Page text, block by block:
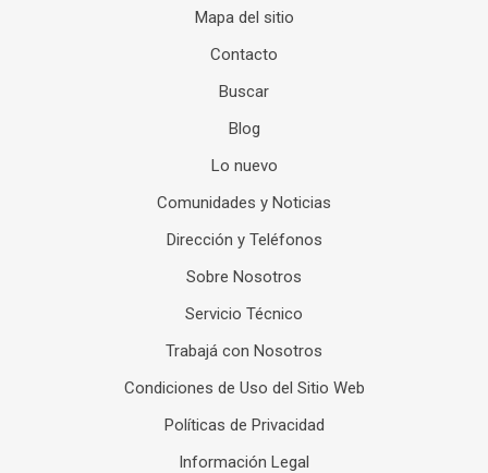
Mapa del sitio
Contacto
Buscar
Blog
Lo nuevo
Comunidades y Noticias
Dirección y Teléfonos
Sobre Nosotros
Servicio Técnico
Trabajá con Nosotros
Condiciones de Uso del Sitio Web
Políticas de Privacidad
Información Legal